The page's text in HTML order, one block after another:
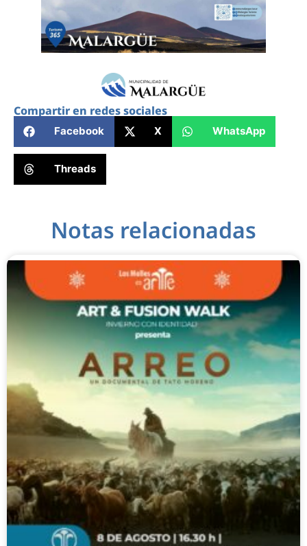
Compartir en redes sociales
Facebook X WhatsApp
Threads
Notas relacionadas